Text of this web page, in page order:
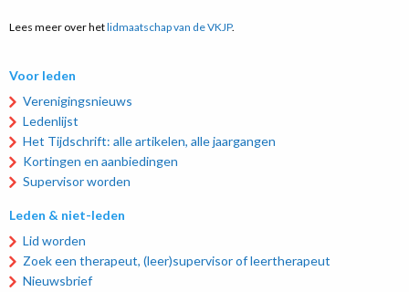
Lees meer over hetlidmaatschap van de VKJP.
Voor leden
Verenigingsnieuws
Ledenlijst
Het Tijdschrift: alle artikelen, alle jaargangen
Kortingen en aanbiedingen
Supervisor worden
Leden & niet-leden
Lid worden
Zoek een therapeut, (leer)supervisor of leertherapeut
Nieuwsbrief